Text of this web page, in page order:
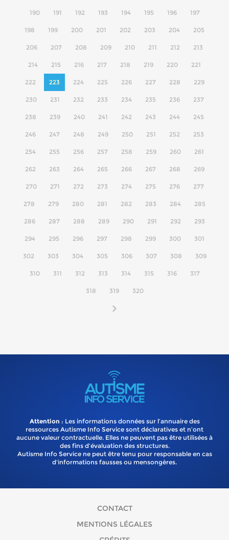
190 191 192 193 194 195 196 197
198 199 200 201 202 203 204 205
206 207 208 209 210 211 212 213
214 215 216 217 218 219 220 221
222 223 224 225 226 227 228 229
230 231 232 233 234 235 236 237
238 239 240 241 242 243 244 245
246 247 248 249 250 251 252 253
254 255 256 257 258 259 260 261
262 263 264 265 266 267 268 269
270 271 272 273 274 275 276 277
278 279 280 281 282 283 284 285
286 287 288 289 290 291 292 293
294 295 296 297 298 299 300 301
302 303 304 305 306 307 308 309
310 311 312 313 314 315 316 317
318 319 320
Attention : Les informations données sur l’annuaire des
ressources Autisme Info Service sont déclaratives et n’ont
aucune valeur contractuelle. Elles ne peuvent pas être utilisées à
des fins d’évaluation des structures.
Autisme Info Service ne peut être tenu pour responsable en cas
d'informations fausses ou mensongères.
CONTACT
MENTIONS LÉGALES